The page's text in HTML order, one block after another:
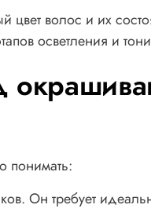
цвет волос и их
осветления и
понимать:
Он требует